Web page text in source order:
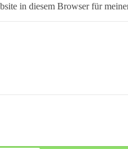
in diesem Browser für